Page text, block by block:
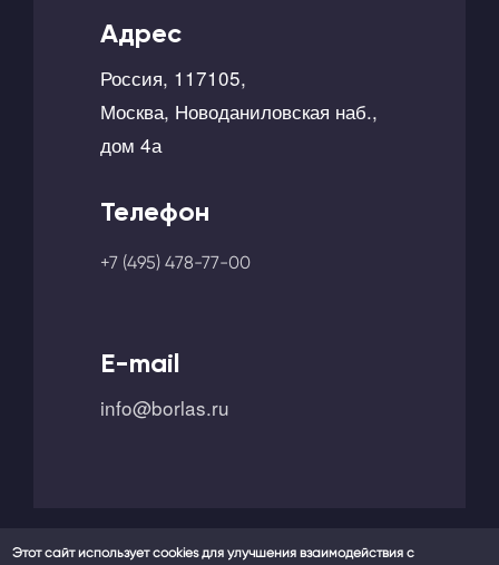
Адрес
Россия, 117105,
Москва, Новоданиловская наб.,
дом 4а
Телефон
+7 (495) 478-77-00
E-mail
info@borlas.ru
Этот сайт использует cookies для улучшения взаимодействия с